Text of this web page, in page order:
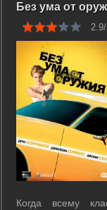
Без ума от
Когда всему